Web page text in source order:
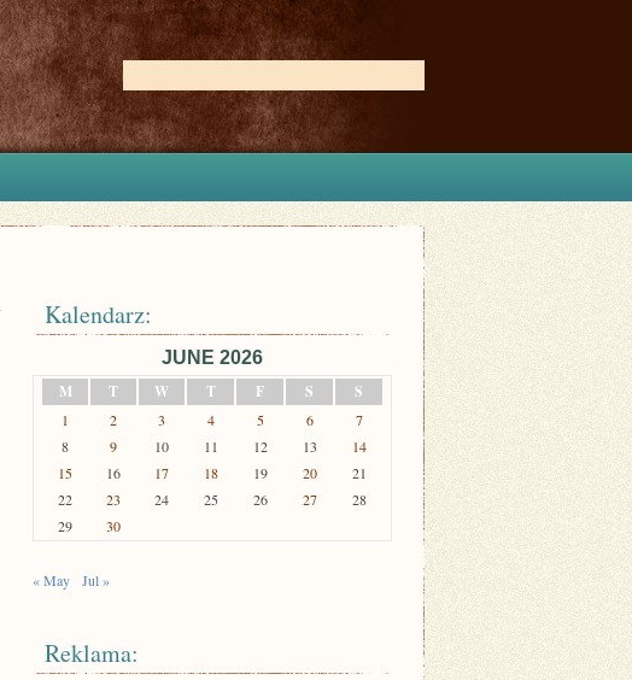
Kalendarz:
JUNE 2026
M
T W T F S S
1 2 3 4 5 6
7
8
9 10 11 12 13
14
15
16 17 18 19 20
21
22
23 24 25 26 27
28
29
30
« May Jul »
Reklama: